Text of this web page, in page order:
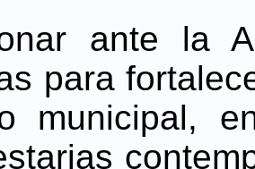
ante la
para
municipal,